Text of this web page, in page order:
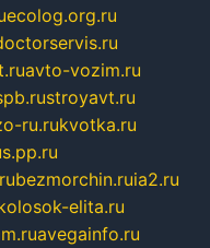
ecolog.org.ru
avto-vozim.ru
stroyavt.ru
ru.rukvotka.ru
bezmorchin.ruia2.ru
elita.ru
avegainfo.ru